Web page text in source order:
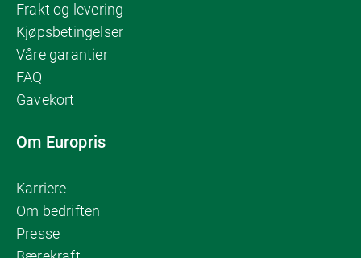
Frakt og levering
Kjøpsbetingelser
Våre garantier
FAQ
Gavekort
Om Europris
Karriere
Om bedriften
Presse